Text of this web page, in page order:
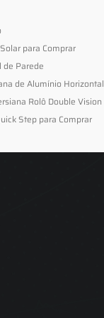
para Comprar
de Parede
de Alumínio Horizontal
Rolô Double Vision
Step para Comprar